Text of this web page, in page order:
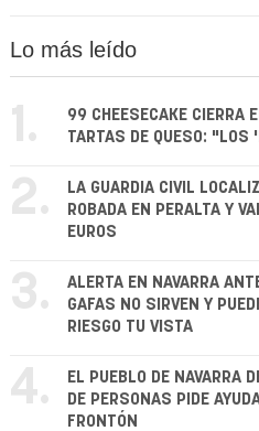
Lo más leído
1.
99 CHEESECAKE CIERRA
TARTAS DE QUESO: "LOS
2.
LA GUARDIA CIVIL
ROBADA EN PERALTA Y
EUROS
3.
ALERTA EN NAVARRA
GAFAS NO SIRVEN Y
RIESGO TU VISTA
4.
EL PUEBLO DE NAVARRA
DE PERSONAS PIDE
FRONTÓN